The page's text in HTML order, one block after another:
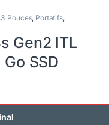
Pouces, Portatifs,
Gen2 ITL
SSD